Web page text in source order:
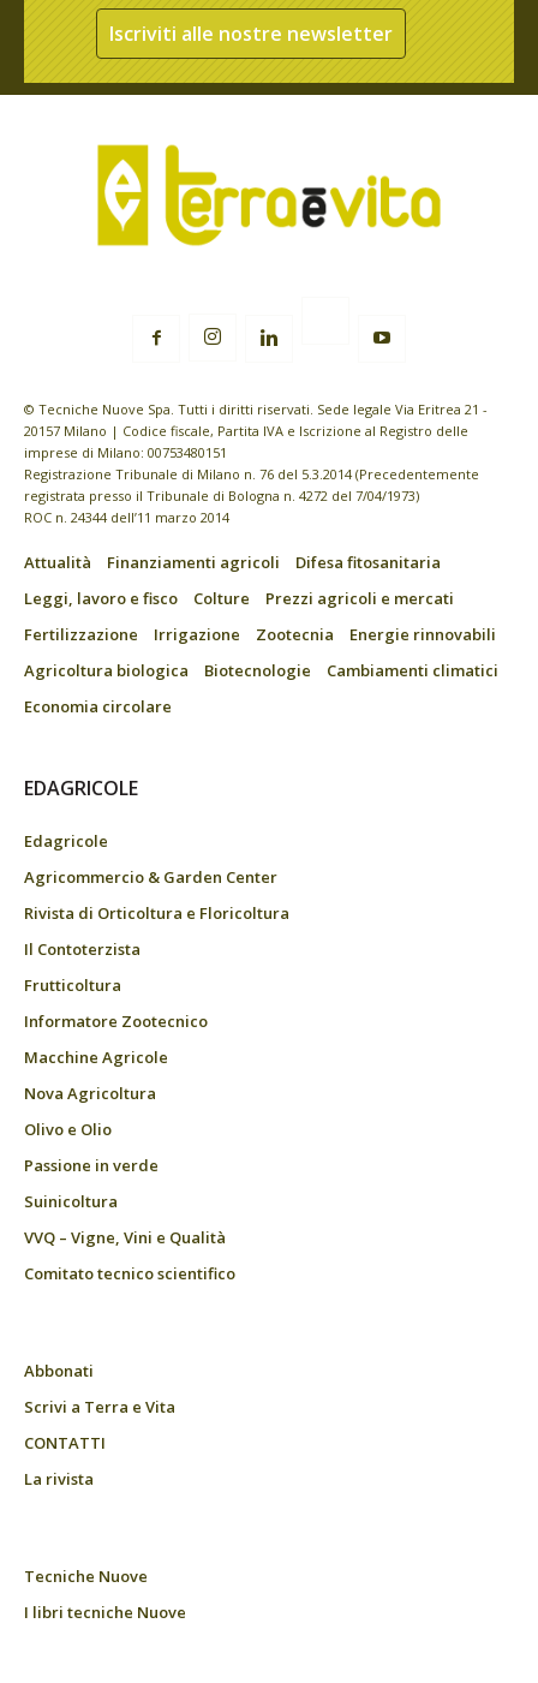
Iscriviti alle nostre newsletter
© Tecniche Nuove Spa. Tutti i diritti riservati. Sede legale Via Eritrea 21 -
20157 Milano | Codice fiscale, Partita IVA e Iscrizione al Registro delle
imprese di Milano: 00753480151
Registrazione Tribunale di Milano n. 76 del 5.3.2014 (Precedentemente
registrata presso il Tribunale di Bologna n. 4272 del 7/04/1973)
ROC n. 24344 dell’11 marzo 2014
Attualità Finanziamenti agricoli
Difesa fitosanitaria
Leggi, lavoro e fisco
Colture
Prezzi agricoli e mercati
Fertilizzazione
Irrigazione Zootecnia
Energie rinnovabili
Agricoltura biologica
Biotecnologie
Cambiamenti climatici
Economia circolare
EDAGRICOLE
Edagricole
Agricommercio & Garden Center
Rivista di Orticoltura e Floricoltura
Il Contoterzista
Frutticoltura
Informatore Zootecnico
Macchine Agricole
Nova Agricoltura
Olivo e Olio
Passione in verde
Suinicoltura
VVQ – Vigne, Vini e Qualità
Comitato tecnico scientifico
Abbonati
Scrivi a Terra e Vita
CONTATTI
La rivista
Tecniche Nuove
I libri tecniche Nuove